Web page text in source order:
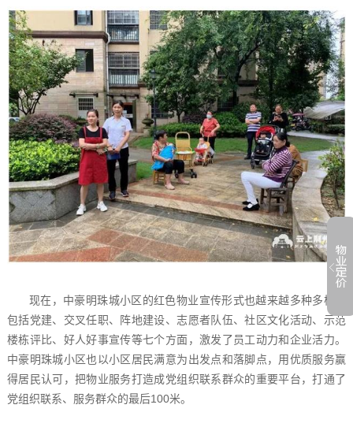
现在，中豪明珠城小区的红色物业宣传形式也越来越多种多样，
包括党建、交叉任职、阵地建设、志愿者队伍、社区文化活动、示范
楼栋评比、好人好事宣传等七个方面，激发了员工动力和企业活力。
中豪明珠城小区也以小区居民满意为出发点和落脚点，用优质服务赢
得居民认可，把物业服务打造成党组织联系群众的重要平台，打通了
党组织联系、服务群众的最后100米。